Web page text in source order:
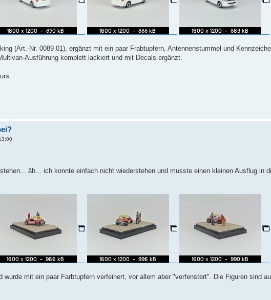
(Art.-Nr. 0089 01), ergänzt mit ein paar Frabtupfern, Antennenstummel und
Ausführung komplett lackiert und mit Decals ergänzt.
äh... ich konnte einfach nicht wiederstehen und musste einen kleinen Ausflug in
wurde mit ein paar Farbtupfern verfeinert, vor allem aber "verfenstert". Die Figuren sind